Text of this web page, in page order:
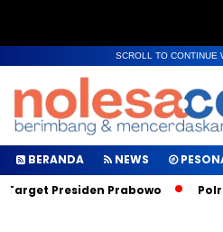
SCROLL TO CONTINUE
BERANDA NEWS
Presiden Prabowo